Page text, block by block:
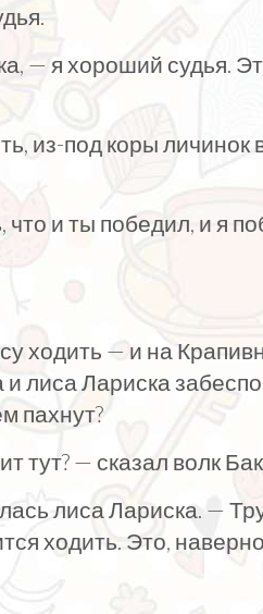
— я хороший судья.
из-под коры
и ты победил, и я
ходить — и на
и лиса Лариска
пахнут?
тут? — сказал волк
лиса Лариска. —
ходить. Это,